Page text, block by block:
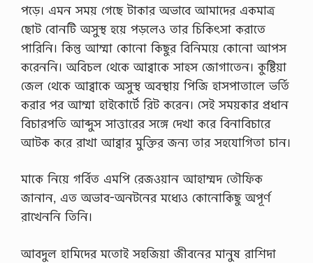
পড়ে। এমন সময় গেছে টাকার অভাবে আমাদের একমাত্র
ছোট বোনটি অসুস্থ হয়ে পড়লেও তার চিকিৎসা করাতে
পারিনি। কিন্তু আম্মা কোনো কিছুর বিনিময়ে কোনো আপস
করেননি। অবিচল থেকে আব্বাকে সাহস জোগাতেন। কুষ্টিয়া
জেল থেকে আব্বাকে অসুস্থ অবস্থায় পিজি হাসপাতালে ভর্তি
করার পর আম্মা হাইকোর্টে রিট করেন। সেই সময়কার প্রধান
বিচারপতি আব্দুস সাত্তারের সঙ্গে দেখা করে বিনাবিচারে
আটক করে রাখা আব্বার মুক্তির জন্য তার সহযোগিতা চান।
মাকে নিয়ে গর্বিত এমপি রেজওয়ান আহাম্মদ তৌফিক
জানান, এত অভাব-অনটনের মধ্যেও কোনোকিছু অপূর্ণ
রাখেননি তিনি।
আবদুল হামিদের মতোই সহজিয়া জীবনের মানুষ রাশিদা